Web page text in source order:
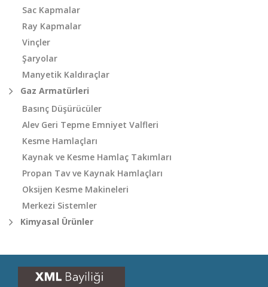
Sac Kapmalar
Ray Kapmalar
Vinçler
Şaryolar
Manyetik Kaldıraçlar
Gaz Armatürleri
Basınç Düşürücüler
Alev Geri Tepme Emniyet Valfleri
Kesme Hamlaçları
Kaynak ve Kesme Hamlaç Takımları
Propan Tav ve Kaynak Hamlaçları
Oksijen Kesme Makineleri
Merkezi Sistemler
Kimyasal Ürünler